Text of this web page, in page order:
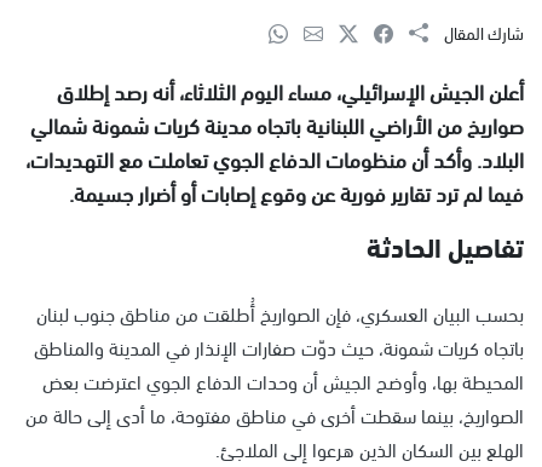
شارك المقال
أعلن الجيش الإسرائيلي، مساء اليوم الثلاثاء، أنه رصد إطلاق
صواريخ من الأراضي اللبنانية باتجاه مدينة كريات شمونة شمالي
البلاد. وأكد أن منظومات الدفاع الجوي تعاملت مع التهديدات،
فيما لم ترد تقارير فورية عن وقوع إصابات أو أضرار جسيمة.
تفاصيل الحادثة
بحسب البيان العسكري، فإن الصواريخ أُطلقت من مناطق جنوب لبنان
باتجاه كريات شمونة، حيث دوّت صفارات الإنذار في المدينة والمناطق
المحيطة بها، وأوضح الجيش أن وحدات الدفاع الجوي اعترضت بعض
الصواريخ، بينما سقطت أخرى في مناطق مفتوحة، ما أدى إلى حالة من
الهلع بين السكان الذين هرعوا إلى الملاجئ.